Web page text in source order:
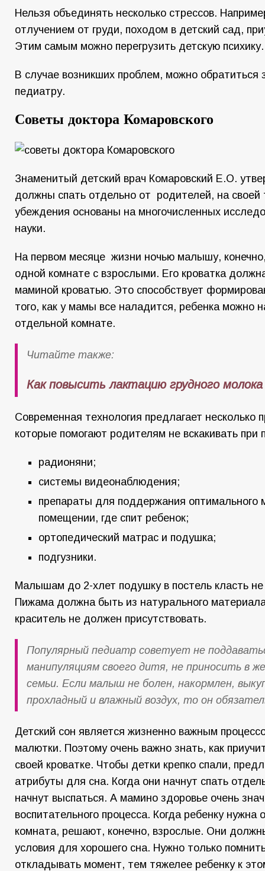
Нельзя объединять несколько стрессов.
отлучением от груди, походом в детский сад,
Этим самым можно перегрузить детскую психику.
В случае возникших проблем, можно обратиться
педиатру.
Советы доктора Комаровского
Знаменитый детский врач Комаровский Е.О.
должны спать отдельно от родителей, на своей
убеждения основаны на многочисленных
науки.
На первом месяце жизни ночью малышу,
одной комнате с взрослыми. Его кроватка
маминой кроватью. Это способствует
того, как у мамы все наладится, ребенка можно
отдельной комнате.
Читайте также:
Как повысить лактацию грудного
Современная технология предлагает несколько
которые помогают родителям не вскакивать
радионяни;
системы видеонаблюдения;
препараты для поддержания оптимального
помещении, где спит ребенок;
ортопедический матрас и подушка;
подгузники.
Малышам до 2-хлет подушку в постель класть
Пижама должна быть из натурального
краситель не должен присутствовать.
Популярный педиатр советует не
манипуляциям своего дитя, не приносить в
семьи. Если малыш не болен, накормлен,
прохладный и влажный воздух, то он
Детский сон является жизненно важным
малютки. Поэтому очень важно знать, как
своей кроватке. Чтобы детки крепко спали,
атрибуты для сна. Когда они начнут спать
начнут выспаться. А мамино здоровье очень
воспитательного процесса. Когда ребенку нужна
комната, решают, конечно, взрослые. Они
условия для хорошего сна. Нужно только
откладывать момент, тем тяжелее ребенку к